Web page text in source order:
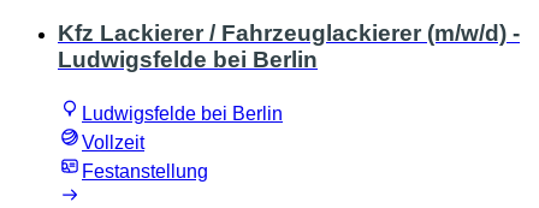
Kfz Lackierer / Fahrzeuglackierer (m/w/d) -
Ludwigsfelde bei Berlin
Ludwigsfelde bei Berlin
Vollzeit
Festanstellung